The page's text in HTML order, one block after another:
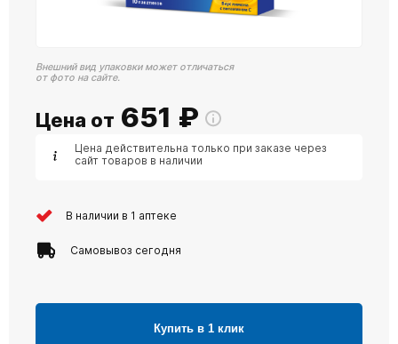
Внешний вид упаковки может отличаться
от фото на сайте.
Цена от 651 ₽
Цена действительна только при заказе через
сайт товаров в наличии
В наличии в 1 аптеке
Самовывоз сегодня
Купить в 1 клик